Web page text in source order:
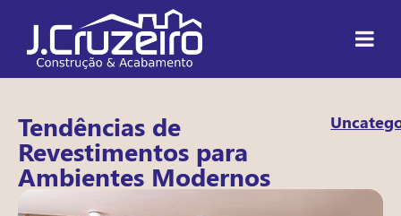
Tendências de
Revestimentos para
Ambientes Modernos